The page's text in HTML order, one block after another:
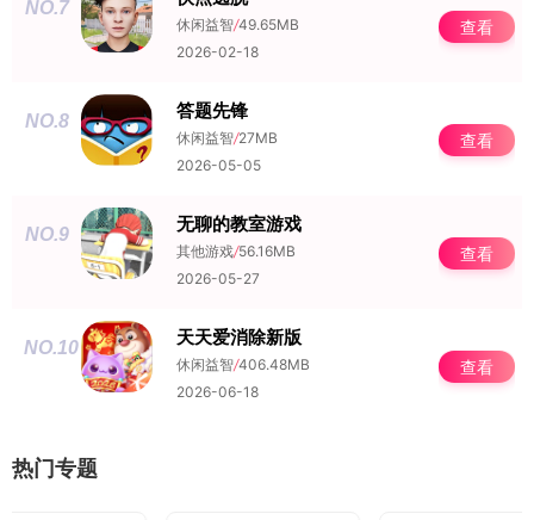
NO.7
休闲益智/49.65MB
2026-02-18
查看
NO.8 答题先锋
休闲益智/27MB
2026-05-05
查看
NO.9 无聊的教室游戏
其他游戏/56.16MB
2026-05-27
查看
NO.10 天天爱消除新版
休闲益智/406.48MB
2026-06-18
查看
热门专题